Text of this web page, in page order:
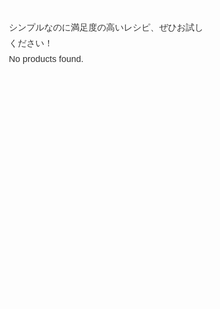
シンプルなのに満足度の高いレシピ、ぜひお試し
ください！
No products found.